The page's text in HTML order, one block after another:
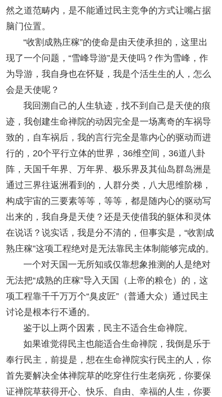
然之道范畴内，是不能通过民主竞争的方式让嘴占据
脑门位置。
“收割成熟庄稼”的使命是由天使承担的，这里出
现了一个问题，“雪峰导游”是天使吗？作为雪峰，作
为导游，我自身也在怀疑，我是个活生生的人，怎么
会是天使呢？
我回溯自己的人生轨迹，找不到自己是天使的痕
迹，我创建生命禅院的动因完全是一场离奇的车祸导
致的，自车祸后，我的言行完全是靠内心的驱动而进
行的，20个平行立体的世界，36维空间，36道八卦
阵，天国千年界、万年界、极乐界及其仙岛群岛洲是
通过三界往返洲看到的，人群分类，八大思维阶梯，
构成宇宙的三要素等等，等等，都是随内心的驱动写
出来的，我自身是天使？还是天使借我的躯体和灵体
在说话？说实话，我是分不清的，但事实是，“收割成
熟庄稼”这项工程绝对是无法靠民主体制能够完成的。
一个对天国一无所知或仅靠想象推测的人是绝对
无法把“成熟的庄稼”导入天国（上帝的粮仓）的，这
项工程靠千千万万个“臭皮匠”（普通大众）通过民主
讨论是根本行不通的。
鉴于以上两个因素，民主不适合生命禅院。
如果谁觉得民主也能适合生命禅院，我倒是乐于
奉行民主，前提是，想在生命禅院实行民主的人，你
首先要解决全体禅院草的吃穿住行生老病死，你要保
证禅院草获得开心、快乐、自由、幸福的人生，你要